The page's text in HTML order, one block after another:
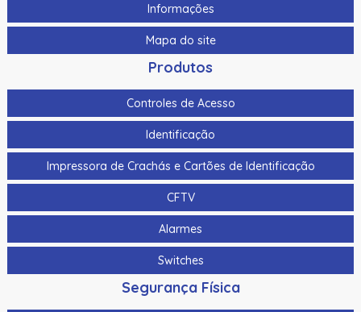
Informações
Mapa do site
Produtos
Controles de Acesso
Identificação
Impressora de Crachás e Cartões de Identificação
CFTV
Alarmes
Switches
Segurança Física